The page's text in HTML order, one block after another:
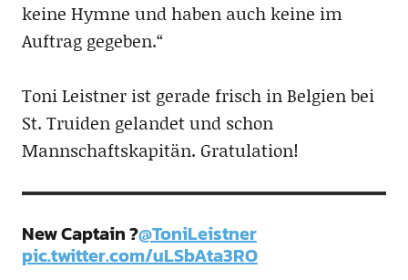
keine Hymne und haben auch keine im
Auftrag gegeben.“
Toni Leistner ist gerade frisch in Belgien bei
St. Truiden gelandet und schon
Mannschaftskapitän. Gratulation!
New Captain ?@ToniLeistner
pic.twitter.com/uLSbAta3RO